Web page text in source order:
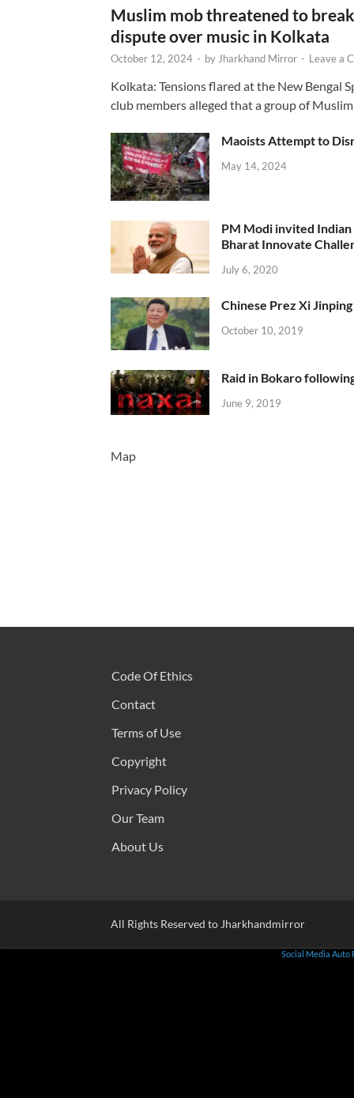
Muslim mob threatened to
dispute over music in Kolkata
October 12, 2024 - byJharkhand Mirror - Leave a
Kolkata: Tensions flared at the New Bengal
club members alleged that a group of
Maoists Attempt to
May 14, 2024
PM Modi invited
Bharat Innovate
July 6, 2020
Chinese Prez Xi
October 10, 2019
Raid in Bokaro
June 9, 2019
Map
Code Of Ethics
Contact
Terms of Use
Copyright
Privacy Policy
Our Team
About Us
All Rights Reserved to Jharkhandmirror
Social Media Auto